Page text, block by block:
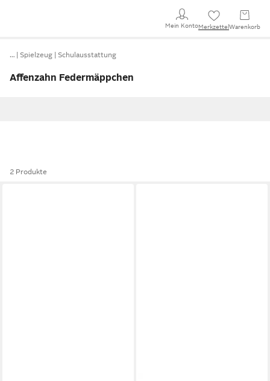
Mein KontoMerkzettel Warenkorb
… Spielzeug Schulausstattung
Affenzahn Federmäppchen
2 Produkte